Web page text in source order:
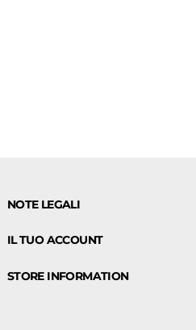
NOTE LEGALI
IL TUO ACCOUNT
STORE INFORMATION